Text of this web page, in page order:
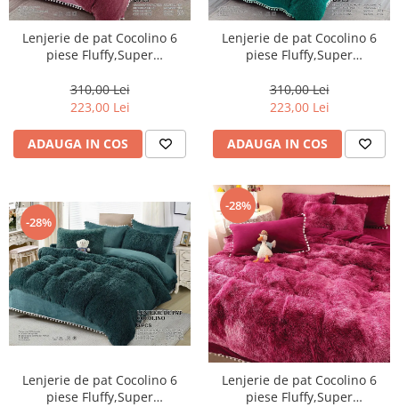
Lenjerie de pat Cocolino 6
piese Fluffy,Super
310,00 Lei
223,00 Lei
ADAUGA IN COS
Lenjerie de pat Cocolino 6
piese Fluffy,Super
310,00 Lei
223,00 Lei
ADAUGA IN COS
-28%
Lenjerie de pat Cocolino 6
piese Fluffy,Super
-28%
Lenjerie de pat Cocolino 6
piese Fluffy,Super